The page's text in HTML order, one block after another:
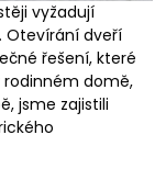
vyžadují
Otevírání dveří
řešení, které
rodinném domě,
jsme zajistili